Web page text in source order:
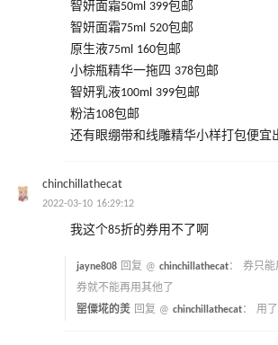
智妍面霜50ml 399包邮
智妍面霜75ml 520包邮
原生液75ml 160包邮
小棕瓶精华一拖四 378包邮
智妍乳液100ml 399包邮
粉洁108包邮
还有眼绷带和线雕精华小样打包便宜
chinchillathecat
2022-03-10 16:29:12
我这个85折的券用不了啊
jayne808 回复 @ chinchillathecat： 券只能
券就不能再用其他了
罂僳埖的羙 回复 @ chinchillathecat： 用